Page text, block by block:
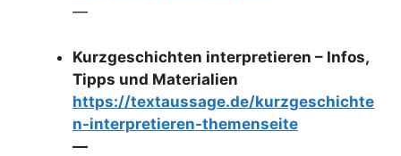
—
Kurzgeschichten interpretieren – Infos,
Tipps und Materialien
https://textaussage.de/kurzgeschichte
n-interpretieren-themenseite
—